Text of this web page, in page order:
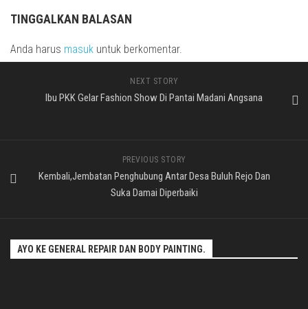
TINGGALKAN BALASAN
Anda harus masuk untuk berkomentar.
NEXT STORY
Ibu PKK Gelar Fashion Show Di Pantai Madani Angsana
PREVIOUS STORY
Kembali,Jembatan Penghubung Antar Desa Buluh Rejo Dan
Suka Damai Diperbaiki
AYO KE GENERAL REPAIR DAN BODY PAINTING.